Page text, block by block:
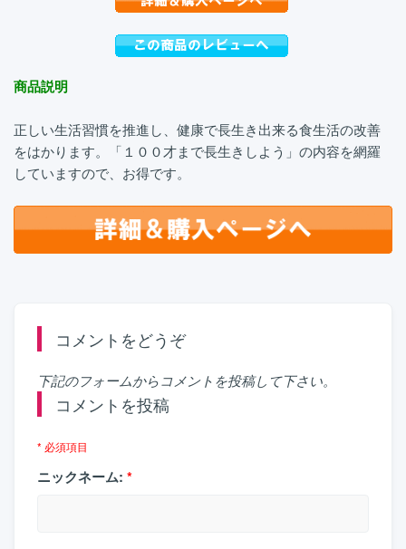
商品説明
正しい生活習慣を推進し、健康で長生き出来る食生活の改善
をはかります。「１００才まで長生きしよう」の内容を網羅
していますので、お得です。
コメントをどうぞ
下記のフォームからコメントを投稿して下さい。
コメントを投稿
* 必須項目
ニックネーム: *